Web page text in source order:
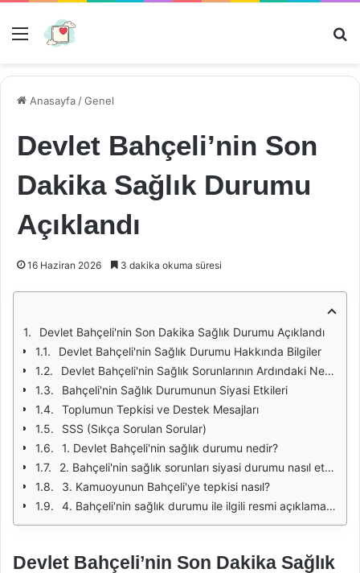
Menü
Anasayfa /Genel
Devlet Bahçeli’nin Son
Dakika Sağlık Durumu
Açıklandı
16 Haziran 2026 3 dakika okuma süresi
Devlet Bahçeli'nin Son Dakika Sağlık Durumu Açıklandı
Devlet Bahçeli'nin Sağlık Durumu Hakkında Bilgiler
Devlet Bahçeli'nin Sağlık Sorunlarının Ardındaki Nedenler
Bahçeli'nin Sağlık Durumunun Siyasi Etkileri
Toplumun Tepkisi ve Destek Mesajları
SSS (Sıkça Sorulan Sorular)
1. Devlet Bahçeli'nin sağlık durumu nedir?
2. Bahçeli'nin sağlık sorunları siyasi durumu nasıl etkiler?
3. Kamuoyunun Bahçeli'ye tepkisi nasıl?
4. Bahçeli'nin sağlık durumu ile ilgili resmi açıklamalar nereden yapılmaktadır?
Devlet Bahçeli’nin Son Dakika Sağlık